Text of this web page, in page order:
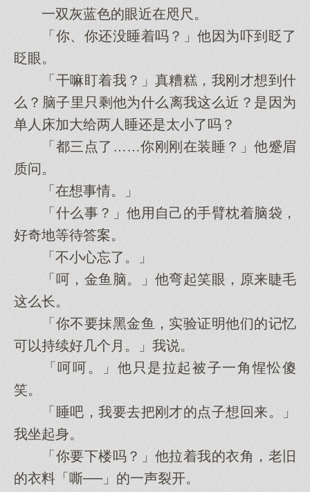
一双灰蓝色的眼近在咫尺。
「你、你还没睡着吗？」他因为吓到眨了
眨眼。
「干嘛盯着我？」真糟糕，我刚才想到什
么？脑子里只剩他为什么离我这么近？是因为
单人床加大给两人睡还是太小了吗？
「都三点了……你刚刚在装睡？」他蹙眉
质问。
「在想事情。」
「什么事？」他用自己的手臂枕着脑袋，
好奇地等待答案。
「不小心忘了。」
「呵，金鱼脑。」他弯起笑眼，原来睫毛
这么长。
「你不要抹黑金鱼，实验证明他们的记忆
可以持续好几个月。」我说。
「呵呵。」他只是拉起被子一角惺忪傻
笑。
「睡吧，我要去把刚才的点子想回来。」
我坐起身。
「你要下楼吗？」他拉着我的衣角，老旧
的衣料「嘶──」的一声裂开。